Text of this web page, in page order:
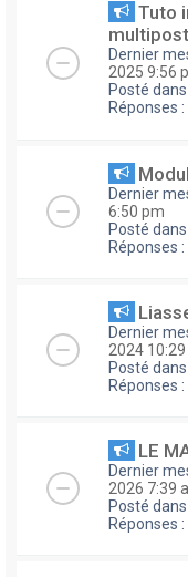
Tuto
Dernier
2025 9:56
Posté dans
Réponses :
Dernier
6:50 pm
Posté dans
Réponses :
Dernier
2024
Posté dans
Réponses :
LE
Dernier
2026 7:39
Posté dans
Réponses :